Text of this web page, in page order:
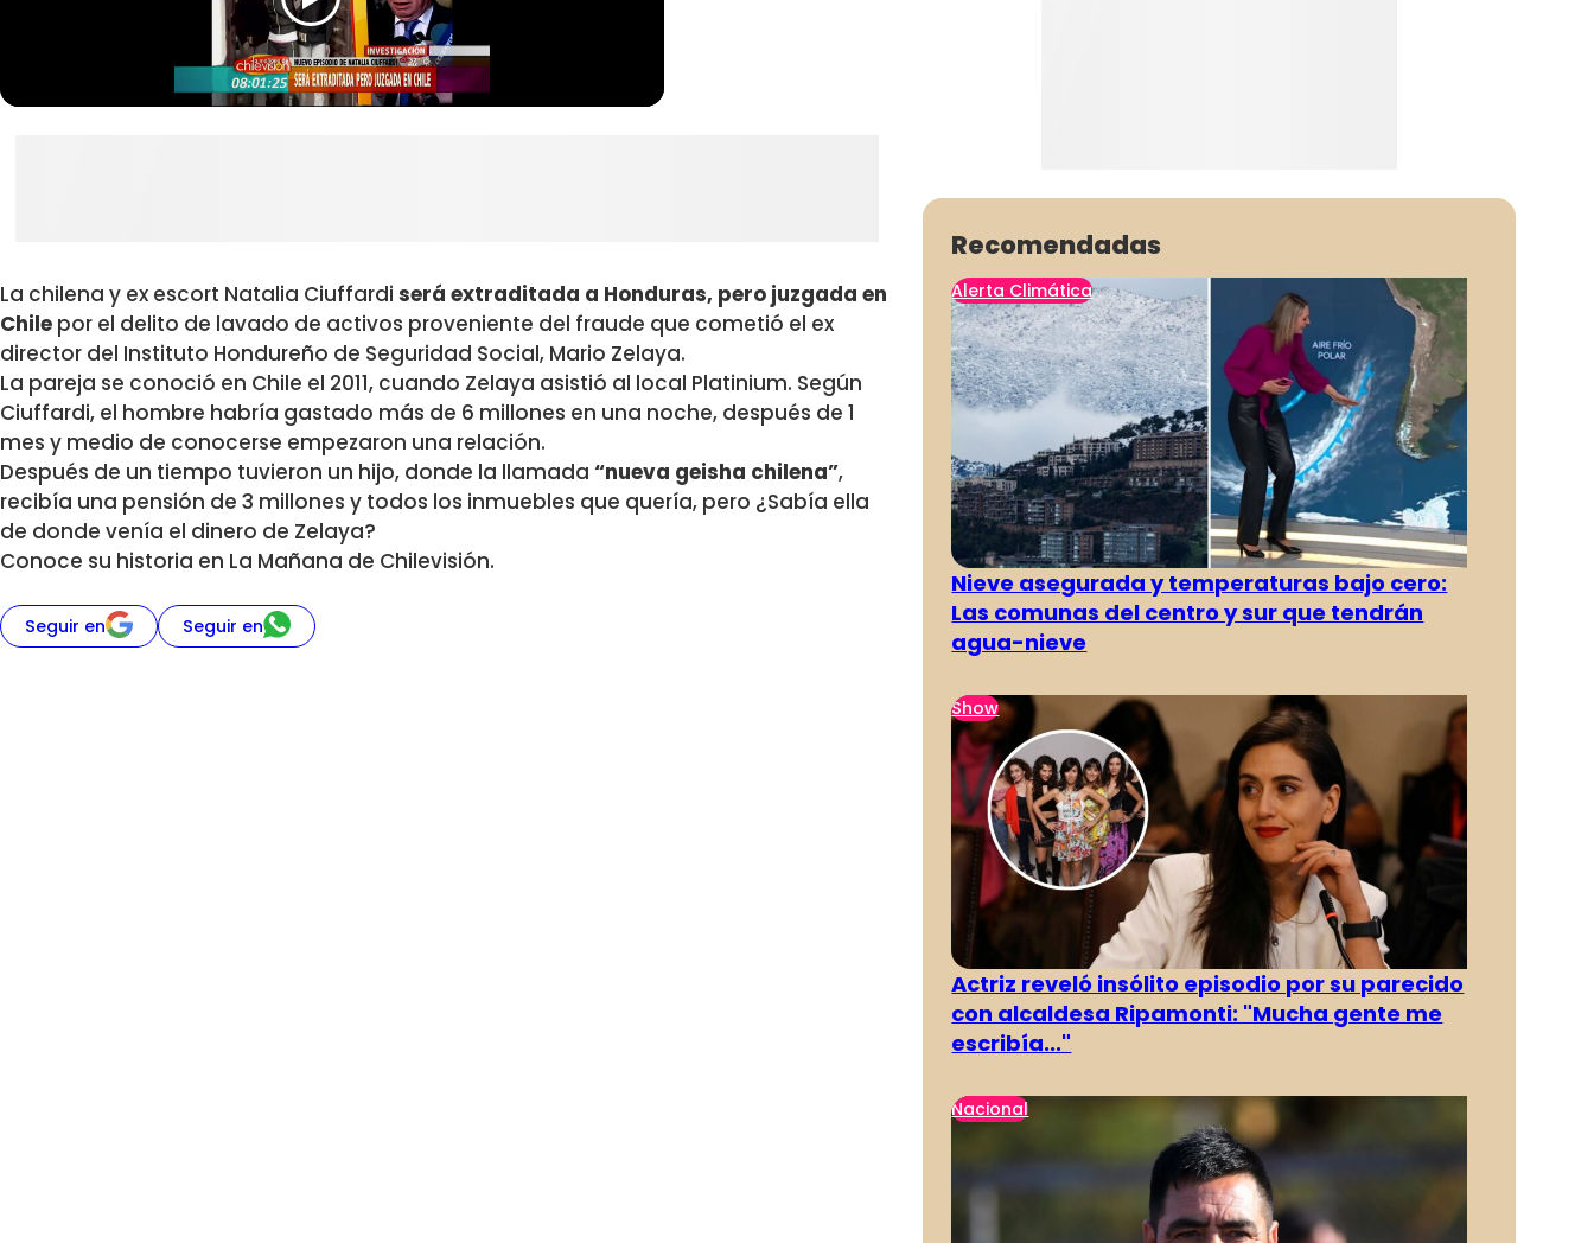
La chilena y ex escort Natalia Ciuffardi será extraditada a Honduras, pero juzgada en
Chile por el delito de lavado de activos proveniente del fraude que cometió el ex
director del Instituto Hondureño de Seguridad Social, Mario Zelaya.
La pareja se conoció en Chile el 2011, cuando Zelaya asistió al local Platinium. Según
Ciuffardi, el hombre habría gastado más de 6 millones en una noche, después de 1
mes y medio de conocerse empezaron una relación.
Después de un tiempo tuvieron un hijo, donde la llamada “nueva geisha chilena”,
recibía una pensión de 3 millones y todos los inmuebles que quería, pero ¿Sabía ella
de donde venía el dinero de Zelaya?
Conoce su historia en La Mañana de Chilevisión.
Seguir en Seguir en
Recomendadas
Alerta Climática
Nieve asegurada y temperaturas bajo cero:
Las comunas del centro y sur que tendrán
agua-nieve
Show
Actriz reveló insólito episodio por su parecido
con alcaldesa Ripamonti: "Mucha gente me
escribía..."
Nacional